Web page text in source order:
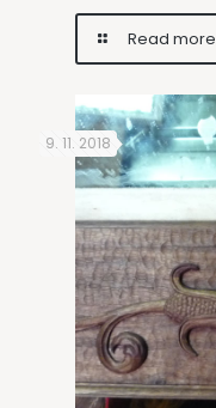
Read more
9. 11. 2018